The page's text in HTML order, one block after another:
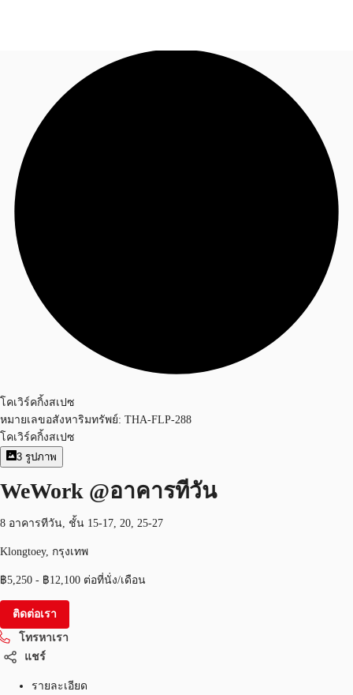
พื้นที่สำนักงาน
เฟล็กสเปซ
+6626246471
โคเวิร์คกิ้งสเปซ
หมายเลขอสังหาริมทรัพย์: THA-FLP-288
โคเวิร์คกิ้งสเปซ
3 รูปภาพ
WeWork @อาคารทีวัน
8 อาคารทีวัน, ชั้น 15-17, 20, 25-27
Klongtoey, กรุงเทพ
฿5,250 - ฿12,100 ต่อที่นั่ง/เดือน
ติดต่อเรา
โทรหาเรา
แชร์
รายละเอียด